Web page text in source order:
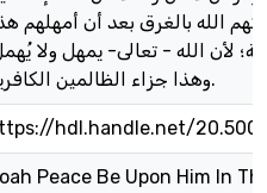
الله بالغرق بعد أن أمهلهم
لأن الله - تعالى- يمهل ولا
وهذا جزاء الظالمين الكافرين.
hdl.handle.net/
Peace Be Upon Him In